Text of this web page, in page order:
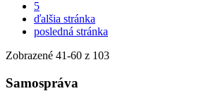
5
ďalšia stránka
posledná stránka
Zobrazené 41-60 z 103
Samospráva